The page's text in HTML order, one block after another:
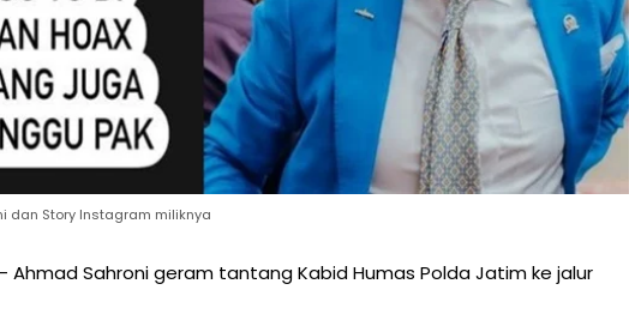
dan Story Instagram miliknya
Ahmad Sahroni geram tantang Kabid Humas Polda Jatim ke jalur